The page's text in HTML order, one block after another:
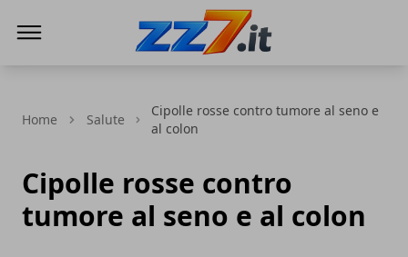
Home Salute
Cipolle rosse contro tumore al seno e
al colon
Cipolle rosse contro
tumore al seno e al colon